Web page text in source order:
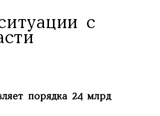
с
порядка 24 млрд